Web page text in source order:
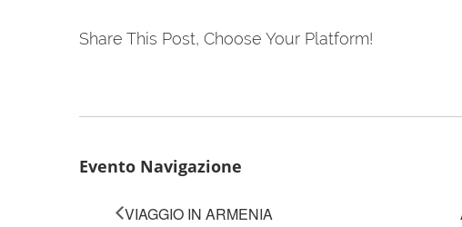
Share This Post, Choose Your Platform!
Evento Navigazione
VIAGGIO IN ARMENIA